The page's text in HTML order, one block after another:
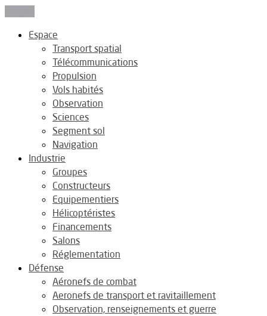
Espace
Transport spatial
Télécommunications
Propulsion
Vols habités
Observation
Sciences
Segment sol
Navigation
Industrie
Groupes
Constructeurs
Equipementiers
Hélicoptéristes
Financements
Salons
Réglementation
Défense
Aéronefs de combat
Aeronefs de transport et ravitaillement
Observation, renseignements et guerre